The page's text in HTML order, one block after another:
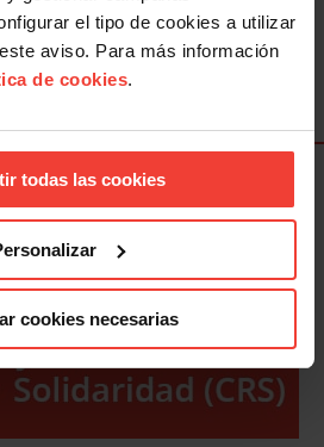
el tipo de cookies a utilizar
aviso. Para más información
de cookies.
todas las cookies
cookies necesarias